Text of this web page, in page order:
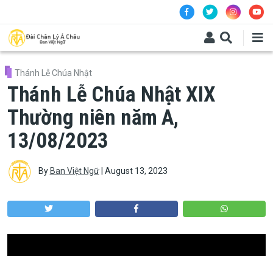
Thánh Lễ Chúa Nhật
Thánh Lễ Chúa Nhật XIX
Thường niên năm A,
13/08/2023
By Ban Việt Ngữ| August 13, 2023